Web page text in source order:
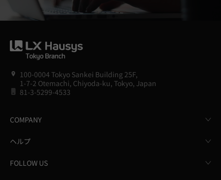
100-0004 Tokyo Sankei Building 25F,
1-7-2 Otemachi, Chiyoda-ku, Tokyo, Japan
81-3-5299-4533
COMPANY
ヘルプ
FOLLOW US